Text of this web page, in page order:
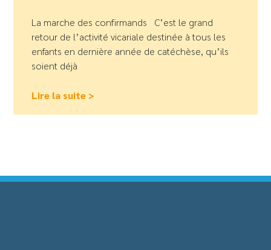
La marche des confirmands C’est le grand
retour de l’activité vicariale destinée à tous les
enfants en dernière année de catéchèse, qu’ils
soient déjà
Lire la suite >